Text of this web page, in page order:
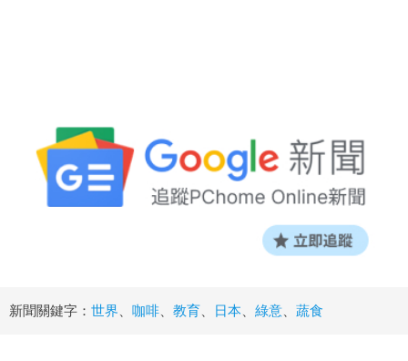
新聞關鍵字： 世界 咖啡 教育 日本 綠意 蔬食